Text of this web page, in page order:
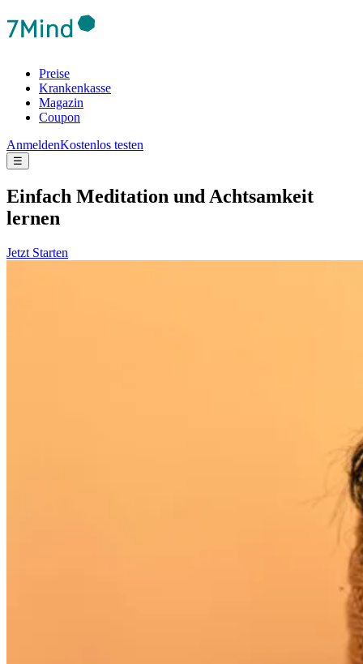
Preise
Krankenkasse
Magazin
Coupon
AnmeldenKostenlos testen
☰
Ein­fach Medi­ta­tion und Acht­sam­keit
lernen
Jetzt Starten